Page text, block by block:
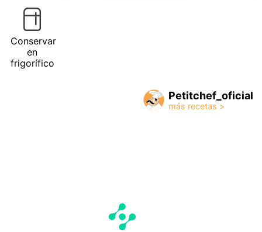
Conservar
en
frigorífico
Petitchef_oficial